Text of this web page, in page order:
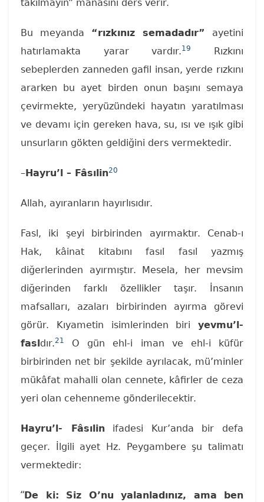
takılmayın” manasını ders verir.
Bu meyanda “rızkınız semadadır”
ayetini
hatırlamakta yarar vardır.19
Rızkını
sebeplerden zanneden gafil insan, yerde rızkını
ararken bu ayet birden onun başını semaya
çevirmekte, yeryüzündeki hayatın yaratılması
ve devamı için gereken hava, su, ısı ve ışık gibi
unsurların gökten geldiğini ders vermektedir.
–Hayru’l – Fâsılin20
Allah, ayıranların hayırlısıdır.
Fasl, iki şeyi birbirinden ayırmaktır. Cenab-ı
Hak, kâinat kitabını fasıl fasıl yazmış
diğerlerinden ayırmıştır. Mesela, her mevsim
diğerinden farklı özellikler taşır. İnsanın
mafsalları, azaları birbirinden ayırma görevi
görür. Kıyametin isimlerinden biri yevmu’l-
fasldır.21
O gün ehl-i iman ve ehl-i küfür
birbirinden net bir şekilde ayrılacak, mü’minler
mükâfat mahalli olan cennete, kâfirler de ceza
yeri olan cehenneme gönderilecektir.
Hayru’l- Fâsılinifadesi Kur’anda bir defa
geçer. İlgili ayet Hz. Peygambere şu talimatı
vermektedir:
“De ki: Siz O’nu yalanladınız, ama ben